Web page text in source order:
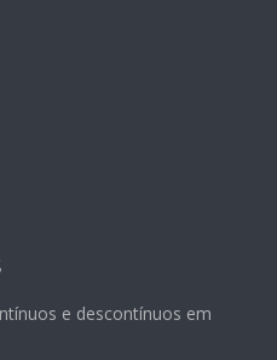
e descontínuos em